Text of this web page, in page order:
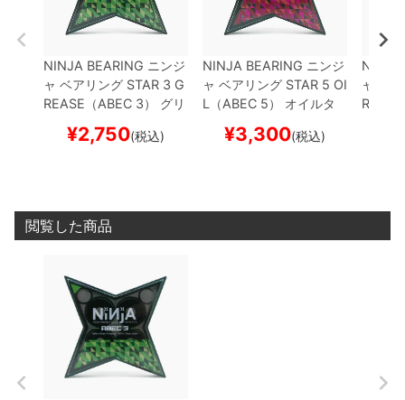
NINJA BEARING ニンジ
ャ ベアリング STAR 3 G
REASE（ABEC 3）
グリ
ド スケボー
¥2,750(税込)
NINJA BEARING ニンジ
ャ ベアリング STAR 5 OI
L（ABEC 5）
オイルタ
ケボー
¥3,300(税込)
NINJA
ャ
閲覧した商品